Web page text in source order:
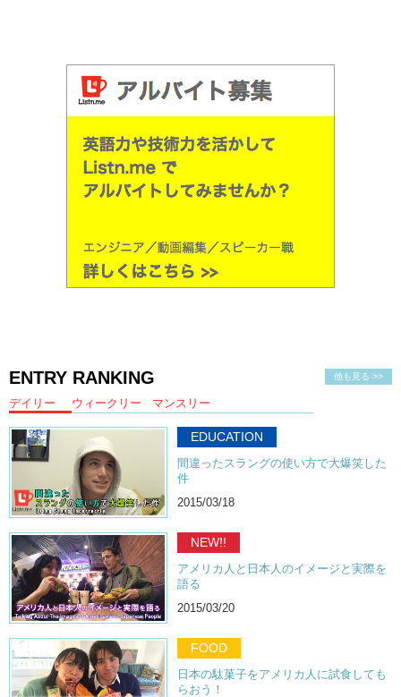
他も見る >>
ENTRY RANKING
デイリー ウィークリー マンスリー
EDUCATION
間違ったスラングの使い方で大爆笑した
件
2015/03/18
NEW!!
アメリカ人と日本人のイメージと実際を
語る
2015/03/20
FOOD
日本の駄菓子をアメリカ人に試食しても
らおう！